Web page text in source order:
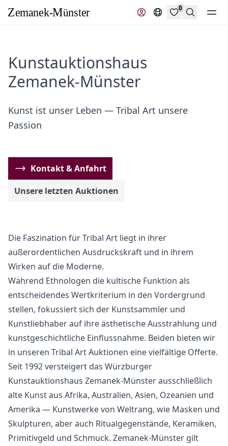
0
Suche
Kunstauktionshaus
Zemanek‑Münster
Kunst ist unser Leben — Tribal Art unsere
Passion
Kontakt & Anfahrt
Unsere letzten Auktionen
Die Faszination für Tribal Art liegt in ihrer
außerordentlichen Ausdruckskraft und in ihrem
Wirken auf die Moderne.
Während Ethnologen die kultische Funktion als
entscheidendes Wertkriterium in den Vordergrund
stellen, fokussiert sich der Kunstsammler und
Kunstliebhaber auf ihre ästhetische Ausstrahlung und
kunstgeschichtliche Einflussnahme. Beiden bieten wir
in unseren Tribal Art Auktionen eine vielfältige Offerte.
Seit 1992 versteigert das Würzburger
Kunstauktionshaus Zemanek-Münster ausschließlich
alte Kunst aus Afrika, Australien, Asien, Ozeanien und
Amerika — Kunstwerke von Weltrang, wie Masken und
Skulpturen, aber auch Ritualgegenstände, Keramiken,
Primitivgeld und Schmuck. Zemanek-Münster gilt